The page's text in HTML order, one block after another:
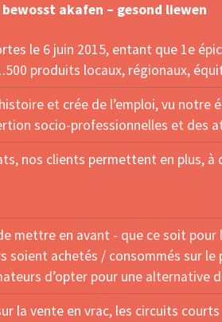
bewosst akafen – gesond liewen
le 6 juin 2015, entant que 1e
produits locaux, régionaux,
et crée de l’emploi, vu
socio-professionnelles et des
nos clients permettent en plus,
mettre en avant - que ce soit pour
soient achetés / consommés sur
d’opter pour une
la vente en vrac, les circuits